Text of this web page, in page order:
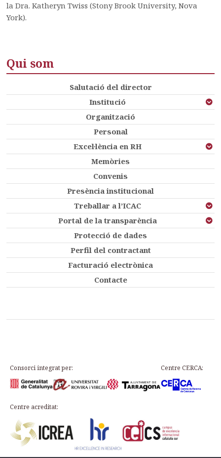
la Dra. Katheryn Twiss (Stony Brook University, Nova
York).
Qui som
Salutació del director
Institució
Organització
Personal
Excel·lència en RH
Memòries
Convenis
Presència institucional
Treballar a l’ICAC
Portal de la transparència
Protecció de dades
Perfil del contractant
Facturació electrònica
Contacte
Consorci integrat per: Centre CERCA:
Centre acreditat: